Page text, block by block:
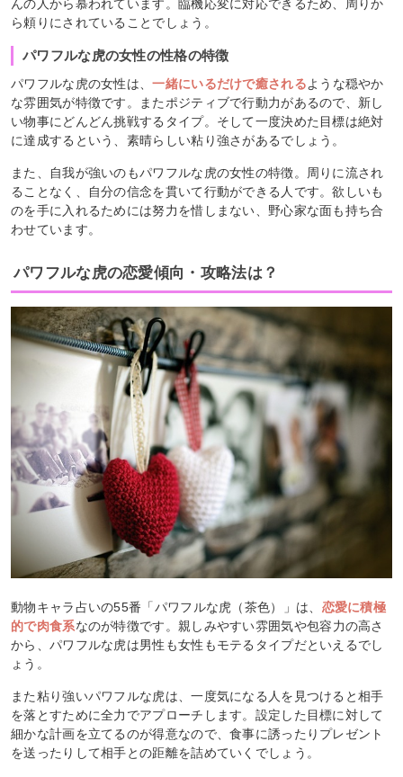
んの人から慕われています。臨機応変に対応できるため、周りか
ら頼りにされていることでしょう。
パワフルな虎の女性の性格の特徴
パワフルな虎の女性は、一緒にいるだけで癒されるような穏やか
な雰囲気が特徴です。またポジティブで行動力があるので、新し
い物事にどんどん挑戦するタイプ。そして一度決めた目標は絶対
に達成するという、素晴らしい粘り強さがあるでしょう。
また、自我が強いのもパワフルな虎の女性の特徴。周りに流され
ることなく、自分の信念を貫いて行動ができる人です。欲しいも
のを手に入れるためには努力を惜しまない、野心家な面も持ち合
わせています。
パワフルな虎の恋愛傾向・攻略法は？
動物キャラ占いの55番「パワフルな虎（茶色）」は、 恋愛に積極
的で肉食系なのが特徴です。親しみやすい雰囲気や包容力の高さ
から、パワフルな虎は男性も女性もモテるタイプだといえるでし
ょう。
また粘り強いパワフルな虎は、一度気になる人を見つけると相手
を落とすために全力でアプローチします。設定した目標に対して
細かな計画を立てるのが得意なので、食事に誘ったりプレゼント
を送ったりして相手との距離を詰めていくでしょう。